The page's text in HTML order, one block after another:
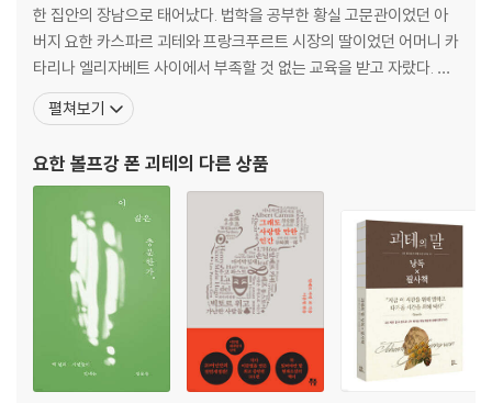
한 집안의 장남으로 태어났다. 법학을 공부한 황실 고문관이었던 아
버지 요한 카스파르 괴테와 프랑크푸르트 시장의 딸이었던 어머니 카
타리나 엘리자베트 사이에서 부족할 것 없는 교육을 받고 자랐다. 라
틴어 등 어학에 뛰어났으며 독서량도 많았다. 어렸을 때 라틴어와 그
리스어, 불어와 이탈리아어 그리고 영어와 히브리어를 배웠고, 미술
웠다. 괴테는 아버지의 서재에서 2000권에 달하는 법률 서적
펼쳐보기
요한 볼프강 폰 괴테 의 다른 상품